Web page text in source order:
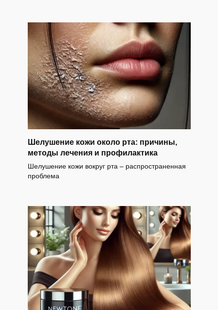
Шелушение кожи около рта: причины,
методы лечения и профилактика
Шелушение кожи вокруг рта – распространенная
проблема